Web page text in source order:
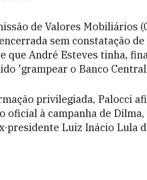
de Valores Mobiliários
sem constatação
que André Esteves tinha,
'grampear o Banco
privilegiada, Palocci
oficial à campanha de
presidente Luiz Inácio Lula